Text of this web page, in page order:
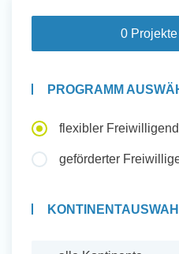
und Sozial
0
PROGRAMM
flexibler
geförderter